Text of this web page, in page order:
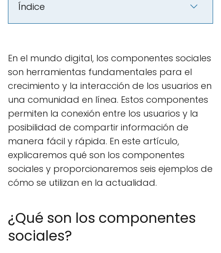
Índice
En el mundo digital, los componentes sociales
son herramientas fundamentales para el
crecimiento y la interacción de los usuarios en
una comunidad en línea. Estos componentes
permiten la conexión entre los usuarios y la
posibilidad de compartir información de
manera fácil y rápida. En este artículo,
explicaremos qué son los componentes
sociales y proporcionaremos seis ejemplos de
cómo se utilizan en la actualidad.
¿Qué son los componentes
sociales?